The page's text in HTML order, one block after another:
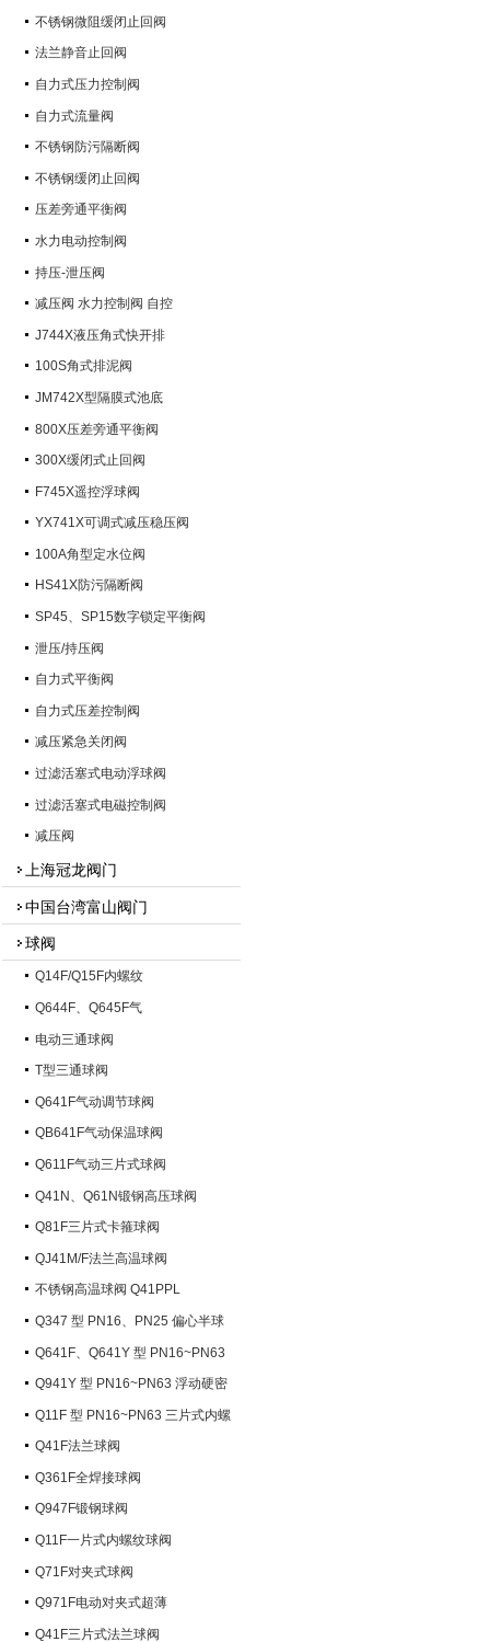
不锈钢微阻缓闭止回阀
法兰静音止回阀
自力式压力控制阀
自力式流量阀
不锈钢防污隔断阀
不锈钢缓闭止回阀
压差旁通平衡阀
水力电动控制阀
持压-泄压阀
减压阀 水力控制阀 自控
J744X液压角式快开排
100S角式排泥阀
JM742X型隔膜式池底
800X压差旁通平衡阀
300X缓闭式止回阀
F745X遥控浮球阀
YX741X可调式减压稳压阀
100A角型定水位阀
HS41X防污隔断阀
SP45、SP15数字锁定平衡阀
泄压/持压阀
自力式平衡阀
自力式压差控制阀
减压紧急关闭阀
过滤活塞式电动浮球阀
过滤活塞式电磁控制阀
减压阀
上海冠龙阀门
中国台湾富山阀门
球阀
Q14F/Q15F内螺纹
Q644F、Q645F气
电动三通球阀
T型三通球阀
Q641F气动调节球阀
QB641F气动保温球阀
Q611F气动三片式球阀
Q41N、Q61N锻钢高压球阀
Q81F三片式卡箍球阀
QJ41M/F法兰高温球阀
不锈钢高温球阀 Q41PPL
Q347 型 PN16、PN25 偏心半球
阀Q641F、Q641Y 型 PN16~PN63
气动球阀
Q941Y 型 PN16~PN63 浮动硬密
封电动球阀
Q11F 型 PN16~PN63 三片式内螺
纹球阀
Q41F法兰球阀
Q361F全焊接球阀
Q947F锻钢球阀
Q11F一片式内螺纹球阀
Q71F对夹式球阀
Q971F电动对夹式超薄
Q41F三片式法兰球阀